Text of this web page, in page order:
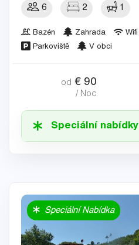
6 2 1
Bazén Zahrada Wifi
Parkoviště
V obci
od € 90
/ Noc
Speciální nabídky
Speciální Nabídka